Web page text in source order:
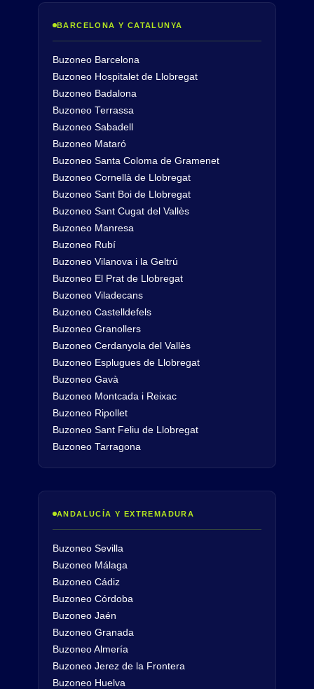
BARCELONA Y CATALUNYA
Buzoneo Barcelona
Buzoneo Hospitalet de Llobregat
Buzoneo Badalona
Buzoneo Terrassa
Buzoneo Sabadell
Buzoneo Mataró
Buzoneo Santa Coloma de Gramenet
Buzoneo Cornellà de Llobregat
Buzoneo Sant Boi de Llobregat
Buzoneo Sant Cugat del Vallès
Buzoneo Manresa
Buzoneo Rubí
Buzoneo Vilanova i la Geltrú
Buzoneo El Prat de Llobregat
Buzoneo Viladecans
Buzoneo Castelldefels
Buzoneo Granollers
Buzoneo Cerdanyola del Vallès
Buzoneo Esplugues de Llobregat
Buzoneo Gavà
Buzoneo Montcada i Reixac
Buzoneo Ripollet
Buzoneo Sant Feliu de Llobregat
Buzoneo Tarragona
ANDALUCÍA Y EXTREMADURA
Buzoneo Sevilla
Buzoneo Málaga
Buzoneo Cádiz
Buzoneo Córdoba
Buzoneo Jaén
Buzoneo Granada
Buzoneo Almería
Buzoneo Jerez de la Frontera
Buzoneo Huelva